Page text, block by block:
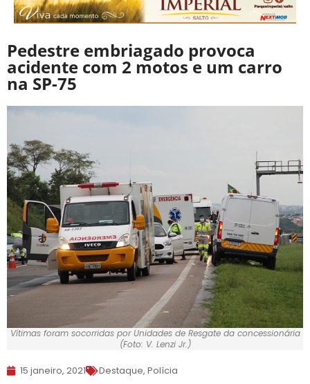
Pedestre embriagado provoca
acidente com 2 motos e um carro
na SP-75
Vítimas foram socorridas por Unidades de Resgate da concessionária
(Foto: V. Lenzi Jr.)
15 janeiro, 2021 Destaque, Polícia